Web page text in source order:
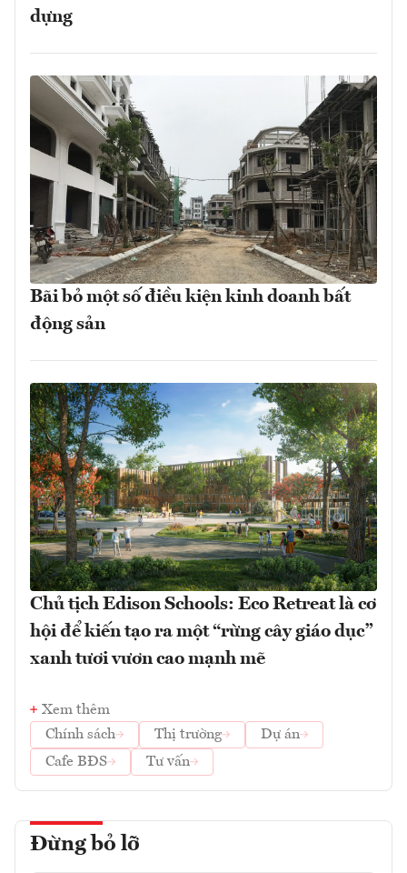
dựng
Bãi bỏ một số điều kiện kinh doanh bất
động sản
Chủ tịch Edison Schools: Eco Retreat là cơ
hội để kiến tạo ra một “rừng cây giáo dục”
xanh tươi vươn cao mạnh mẽ
Xem thêm
Chính sách
Thị trường
Dự án
Cafe BĐS
Tư vấn
Đừng bỏ lỡ